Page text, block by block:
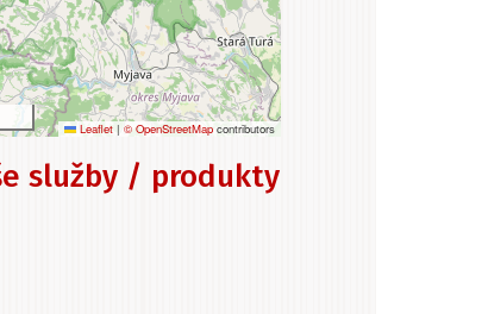
Leaflet | © OpenStreetMap contributors
služby / produkty